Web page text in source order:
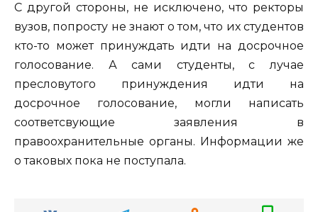
С другой стороны, не исключено, что ректоры
вузов, попросту не знают о том, что их студентов
кто-то может принуждать идти на досрочное
голосование. А сами студенты, с лучае
пресловутого принуждения идти на
досрочное голосование, могли написать
соответсвующие заявления в
правоохранительные органы. Информации же
о таковых пока не поступала.